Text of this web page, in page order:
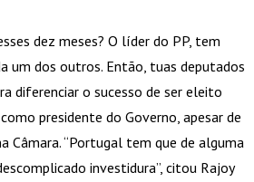
dez meses? O líder do PP, tem
um dos outros. Então, tuas deputados
diferenciar o sucesso de ser eleito
presidente do Governo, apesar de
Câmara. “Portugal tem que de alguma
investidura”, citou Rajoy